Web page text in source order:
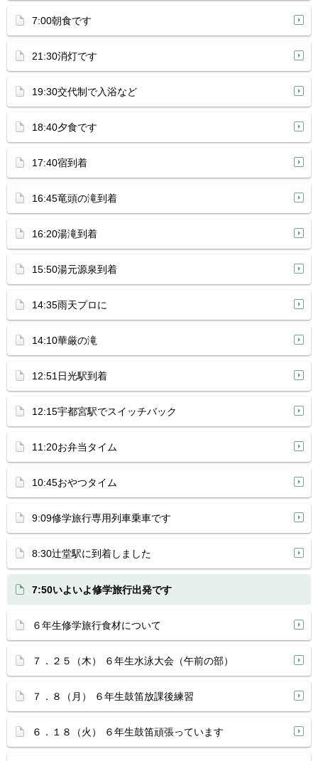
7:00朝食です
21:30消灯です
19:30交代制で入浴など
18:40夕食です
17:40宿到着
16:45竜頭の滝到着
16:20湯滝到着
15:50湯元源泉到着
14:35雨天プロに
14:10華厳の滝
12:51日光駅到着
12:15宇都宮駅でスイッチバック
11:20お弁当タイム
10:45おやつタイム
9:09修学旅行専用列車乗車です
8:30辻堂駅に到着しました
7:50いよいよ修学旅行出発です
６年生修学旅行食材について
７．２５（木） ６年生水泳大会（午前の部）
７．８（月） ６年生鼓笛放課後練習
６．１８（火） ６年生鼓笛頑張っています